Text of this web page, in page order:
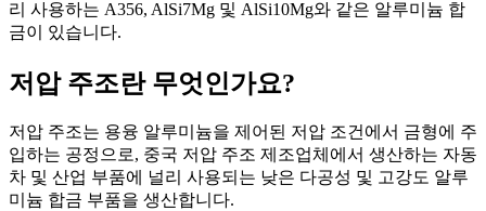
리 사용하는 A356, AlSi7Mg 및 AlSi10Mg와 같은 알루미늄 합
금이 있습니다.
저압 주조란 무엇인가요?
저압 주조는 용융 알루미늄을 제어된 저압 조건에서 금형에 주
입하는 공정으로, 중국 저압 주조 제조업체에서 생산하는 자동
차 및 산업 부품에 널리 사용되는 낮은 다공성 및 고강도 알루
미늄 합금 부품을 생산합니다.